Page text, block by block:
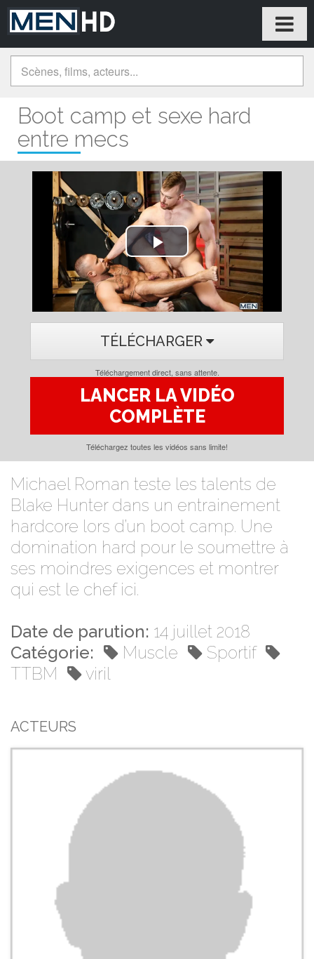
Boot camp et sexe hard
entre mecs
Play
Video
TÉLÉCHARGER
Téléchargement direct, sans attente.
LANCER LA VIDÉO
COMPLÈTE
Téléchargez toutes les vidéos sans limite!
Michael Roman teste les talents de
Blake Hunter dans un entrainement
hardcore lors d’un boot camp. Une
domination hard pour le soumettre à
ses moindres exigences et montrer
qui est le chef ici.
Date de parution: 14 juillet 2018
Catégorie:
Muscle
Sportif
TTBM
viril
ACTEURS